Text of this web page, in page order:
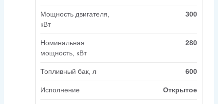
Мощность двигателя,
кВт
300
Номинальная
мощность, кВт
280
Топливный бак, л 600
Исполнение Открытое